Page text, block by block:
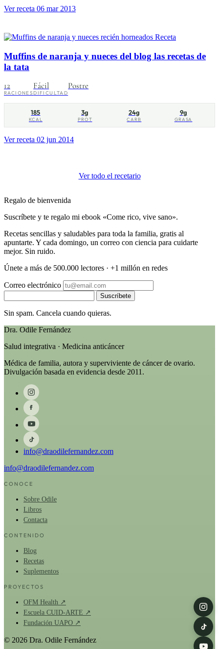
Ver receta 06 mar 2013
Receta
Muffins de naranja y nueces del blog las recetas de
la tata
12
RACIONES
Fácil
DIFICULTAD
Postre
185
KCAL
3g
PROT
24g
CARB
9g
GRASA
Ver receta 02 jun 2014
Ver todo el recetario
Regalo de bienvenida
Suscríbete y te regalo mi ebook «Come rico, vive sano».
Recetas sencillas y saludables para toda la familia, gratis al
apuntarte. Y cada domingo, un correo con ciencia para cuidarte
mejor. Sin ruido.
Únete a más de 500.000 lectores · +1 millón en redes
Correo electrónico
Suscríbete
Sin spam. Cancela cuando quieras.
Dra. Odile Fernández
Salud integrativa · Medicina anticáncer
Médica de familia, autora y superviviente de cáncer de ovario.
Divulgación basada en evidencia desde 2011.
info@draodilefernandez.com
info@draodilefernandez.com
CONOCE
Sobre Odile
Libros
Contacta
CONTENIDO
Blog
Recetas
Suplementos
PROYECTOS
OFM Health ↗
Escuela CUID-ARTE ↗
Fundación UAPO ↗
© 2026 Dra. Odile Fernández